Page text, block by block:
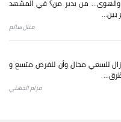
والهوى… من يدير من؟ في المشهد
بين...
منال سالم
زال للسعي مجال وأن للفرص متسع و
مرام الجهني